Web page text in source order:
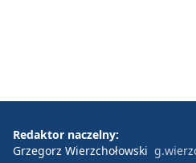
Redaktor naczelny:
Grzegorz Wierzchołowski